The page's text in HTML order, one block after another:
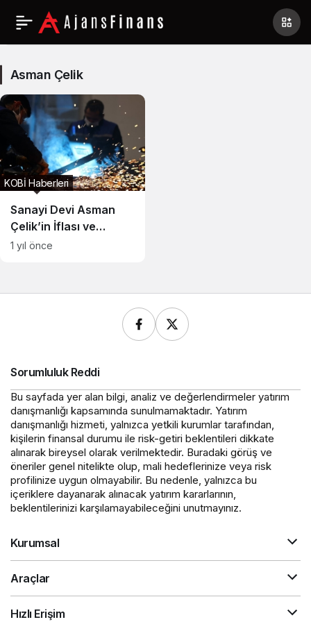
Asman
Çelik
Haberleri
Asman Çelik
Sanayi Devi Asman
Çelik’in İflası ve
Bölgedeki Kriz
KOBİ Haberleri
1 yıl önce
Sorumluluk Reddi
Bu sayfada yer alan bilgi, analiz ve değerlendirmeler yatırım
danışmanlığı kapsamında sunulmamaktadır. Yatırım
danışmanlığı hizmeti, yalnızca yetkili kurumlar tarafından,
kişilerin finansal durumu ile risk-getiri beklentileri dikkate
alınarak bireysel olarak verilmektedir. Buradaki görüş ve
öneriler genel nitelikte olup, mali hedeflerinize veya risk
profilinize uygun olmayabilir. Bu nedenle, yalnızca bu
içeriklere dayanarak alınacak yatırım kararlarının,
beklentilerinizi karşılamayabileceğini unutmayınız.
Kurumsal
Araçlar
Hızlı Erişim